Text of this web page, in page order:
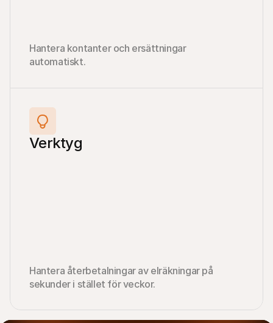
Hantera kontanter och ersättningar
automatiskt.
Verktyg
Hantera återbetalningar av elräkningar på
sekunder i stället för veckor.